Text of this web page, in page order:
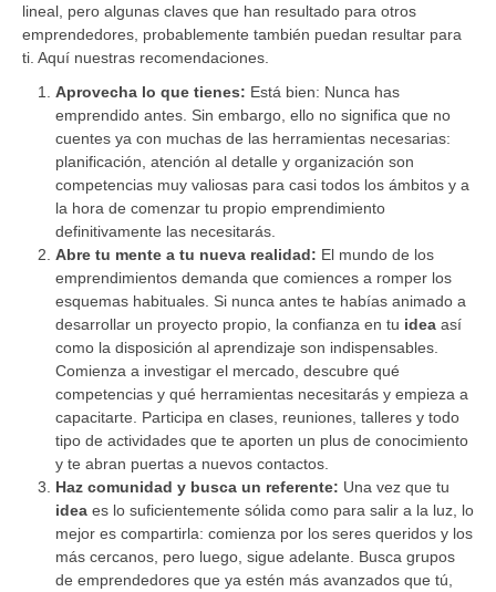
lineal, pero algunas claves que han resultado para otros
emprendedores, probablemente también puedan resultar para
ti. Aquí nuestras recomendaciones.
Aprovecha lo que tienes: Está bien: Nunca has
emprendido antes. Sin embargo, ello no significa que no
cuentes ya con muchas de las herramientas necesarias:
planificación, atención al detalle y organización son
competencias muy valiosas para casi todos los ámbitos y a
la hora de comenzar tu propio emprendimiento
definitivamente las necesitarás.
Abre tu mente a tu nueva realidad: El mundo de los
emprendimientos demanda que comiences a romper los
esquemas habituales. Si nunca antes te habías animado a
desarrollar un proyecto propio, la confianza en tu idea así
como la disposición al aprendizaje son indispensables.
Comienza a investigar el mercado, descubre qué
competencias y qué herramientas necesitarás y empieza a
capacitarte. Participa en clases, reuniones, talleres y todo
tipo de actividades que te aporten un plus de conocimiento
y te abran puertas a nuevos contactos.
Haz comunidad y busca un referente: Una vez que tu
idea es lo suficientemente sólida como para salir a la luz, lo
mejor es compartirla: comienza por los seres queridos y los
más cercanos, pero luego, sigue adelante. Busca grupos
de emprendedores que ya estén más avanzados que tú,